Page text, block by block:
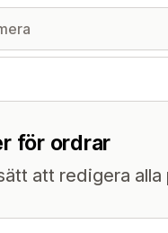
för ordrar
att redigera alla